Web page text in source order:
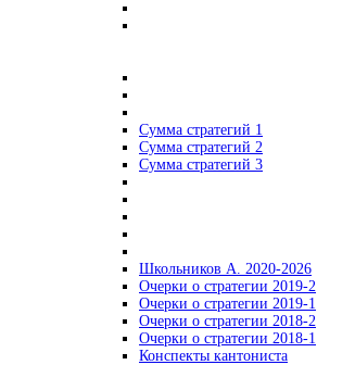
Сумма стратегий 1
Сумма стратегий 2
Сумма стратегий 3
Школьников А. 2020-2026
Очерки о стратегии 2019-2
Очерки о стратегии 2019-1
Очерки о стратегии 2018-2
Очерки о стратегии 2018-1
Конспекты кантониста